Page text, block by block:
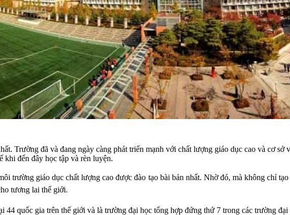
Trường đã và đang ngày càng phát triển mạnh với chất lượng giáo dục cao và cơ
khi đến đây học tập và rèn luyện.
trường giáo dục chất lượng cao được đào tạo bài bản nhất. Nhờ đó, mà không chỉ
tương lai thế giới.
quốc gia trên thế giới và là trường đại học tổng hợp đứng thứ 7 trong các trường đại